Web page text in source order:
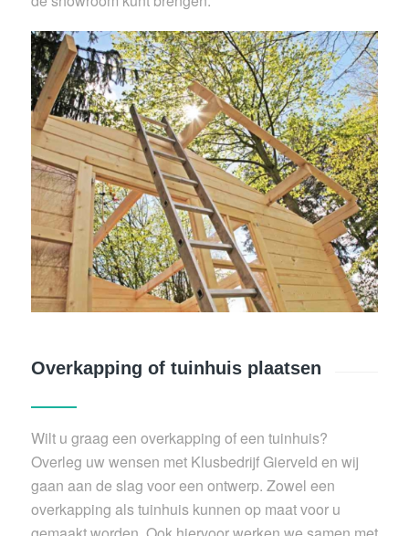
Overkapping of tuinhuis plaatsen
Wilt u graag een overkapping of een tuinhuis?
Overleg uw wensen met Klusbedrijf Gierveld en wij
gaan aan de slag voor een ontwerp. Zowel een
overkapping als tuinhuis kunnen op maat voor u